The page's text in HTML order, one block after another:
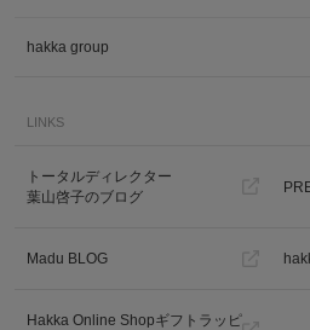
hakka group
LINKS
トータルディレクター
葉山啓子のブログ
Madu BLOG
Hakka Online Shopギフトラッピ